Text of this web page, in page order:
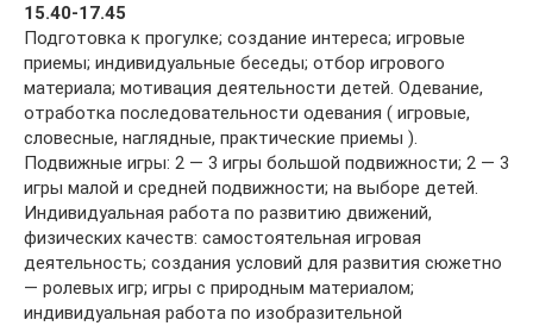
15.40-17.45
Подготовка к прогулке; создание интереса; игровые
приемы; индивидуальные беседы; отбор игрового
материала; мотивация деятельности детей. Одевание,
отработка последовательности одевания ( игровые,
словесные, наглядные, практические приемы ).
Подвижные игры: 2 — 3 игры большой подвижности; 2 — 3
игры малой и средней подвижности; на выборе детей.
Индивидуальная работа по развитию движений,
физических качеств: самостоятельная игровая
деятельность; создания условий для развития сюжетно
— ролевых игр; игры с природным материалом;
индивидуальная работа по изобразительной